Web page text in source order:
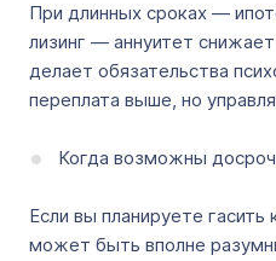
При длинных сроках —
лизинг — аннуитет
делает обязательства
переплата выше, но
Когда возможны
Если вы планируете
может быть вполне